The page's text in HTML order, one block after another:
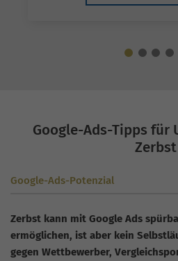
Google-Ads-Tipps für
Zerbst
Google-Ads-Potenzial
Zerbst kann mit Google Ads
ermöglichen, ist aber kein
gegen Wettbewerber,